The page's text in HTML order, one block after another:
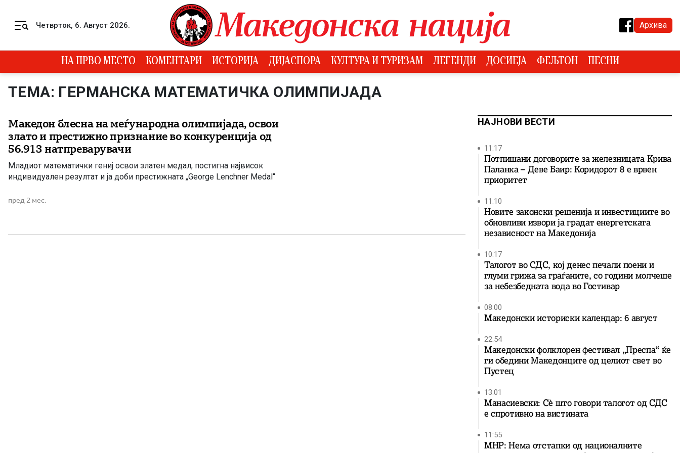
Четврток, 6. Август 2026. Архива
НА ПРВО МЕСТО КОМЕНТАРИ ИСТОРИЈА ДИЈАСПОРА КУЛТУРА И ТУРИЗАМ ЛЕГЕНДИ ДОСИЕЈА ФЕЉТОН ПЕСНИ
ТЕМА: ГЕРМАНСКА МАТЕМАТИЧКА ОЛИМПИЈАДА
Македон блесна на меѓународна олимпијада, освои
злато и престижно признание во конкуренција од
56.913 натпреварувачи
Младиот математички гениј освои златен медал, постигна највисок
индивидуален резултат и ја доби престижната „George Lenchner Medal“
пред 2 мес.
НАЈНОВИ ВЕСТИ
11:17
Потпишани договорите за железницата Крива
Паланка – Деве Баир: Коридорот 8 е врвен
приоритет
11:10
Новите законски решенија и инвестициите во
обновливи извори ја градат енергетската
независност на Македонија
10:17
Талогот во СДС, кој денес печали поени и
глуми грижа за граѓаните, со години молчеше
за небезбедната вода во Гостивар
08:00
Македонски историски календар: 6 август
22:54
Македонски фолклорен фестивал „Преспа“ ќе
ги обедини Македонците од целиот свет во
Пустец
13:01
Манасиевски: Сè што говори талогот од СДС
е спротивно на вистината
11:55
МНР: Нема отстапки од националните